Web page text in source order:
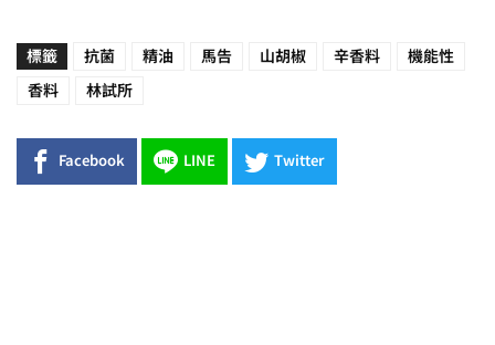
標籤 抗菌 精油 馬告 山胡椒 辛香料 機能性
香料 林試所
Facebook LINE Twitter